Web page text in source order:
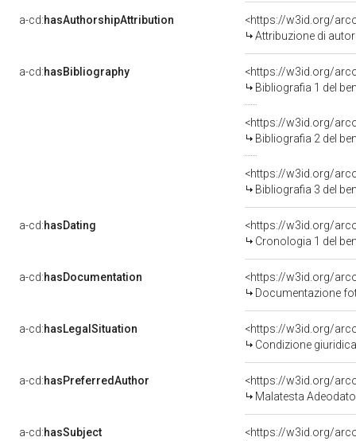
a-cd:hasAuthorshipAttribution
<https://w3id.org/
Attribuzione di
a-cd:hasBibliography
<https://w3id.org/
Bibliografia 1 del
<https://w3id.org/
Bibliografia 2 del
<https://w3id.org/
Bibliografia 3 del
a-cd:hasDating
<https://w3id.org/
Cronologia 1 del
a-cd:hasDocumentation
Documentazione
a-cd:hasLegalSituation
Condizione
a-cd:hasPreferredAuthor
<https://w3id.org/
Malatesta
a-cd:hasSubject
<https://w3id.org/